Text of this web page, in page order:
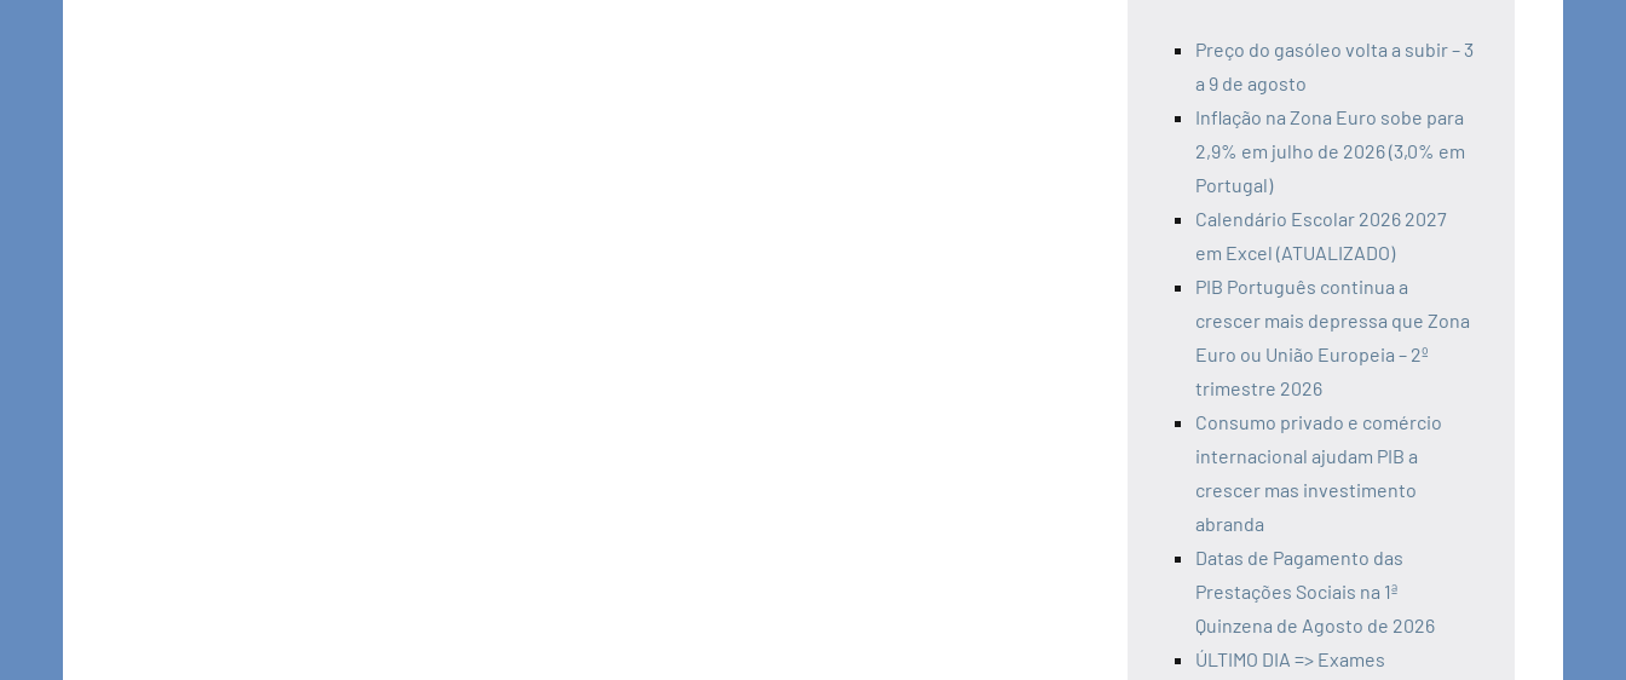
Preço do gasóleo volta a subir – 3
a 9 de agosto
Inflação na Zona Euro sobe para
2,9% em julho de 2026 (3,0% em
Portugal)
Calendário Escolar 2026 2027
em Excel (ATUALIZADO)
PIB Português continua a
crescer mais depressa que Zona
Euro ou União Europeia – 2º
trimestre 2026
Consumo privado e comércio
internacional ajudam PIB a
crescer mas investimento
abranda
Datas de Pagamento das
Prestações Sociais na 1ª
Quinzena de Agosto de 2026
ÚLTIMO DIA => Exames